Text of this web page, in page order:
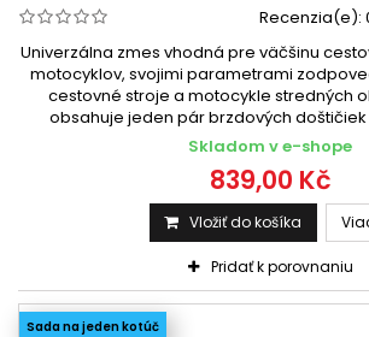
Recenzia(e):
Univerzálna zmes vhodná pre väčšinu
motocyklov, svojimi parametrami
cestovné stroje a motocykle stredných
obsahuje jeden pár brzdových
Skladom v e-shope
839,00 Kč
Vložiť do košíka
Pridať k porovnaniu
Sada na jeden kotúč